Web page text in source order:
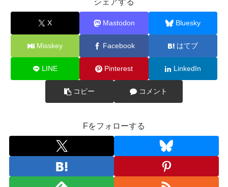
シェアする
X Mastodon Bluesky
Misskey Facebook はてブ
LINE Pinterest LinkedIn
コピー コメント
Fをフォローする